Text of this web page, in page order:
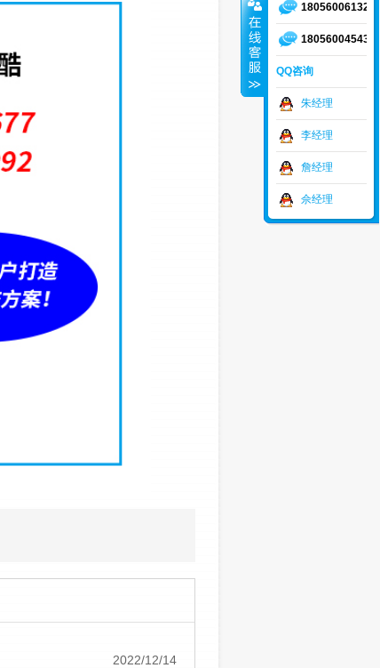
18056006132
18056004543
QQ咨询
朱经理
李经理
詹经理
佘经理
2022/12/14